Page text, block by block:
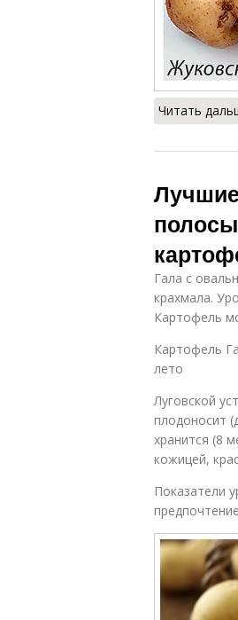
Читать
Гала с
крахмала.
Картофель
Картофель
лето
Луговской
плодоносит
хранится (8
кожицей,
Показатели